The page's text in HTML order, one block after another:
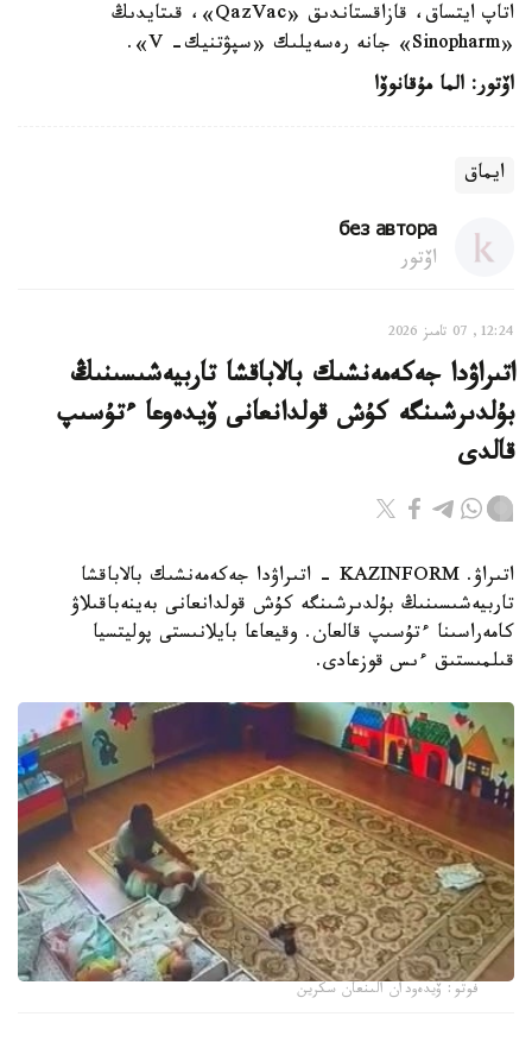
اتاپ ايتساق، قازاقستاندىق «QazVac»، قىتايدىڭ
«Sinopharm» جانە رەسەيلىك «سپۋتنيك- V».
اۆتور: الما مۇقانوۆا
ايماق
без автора
اۆتور
12:24, 07 تامىز 2026
اتىراۋدا جەكەمەنشىك بالاباقشا تاربيەشىسىنىڭ
بۇلدىرشىنگە كۇش قولدانعانى ۆيدەوعا ءتۇسىپ
قالدى
اتىراۋ. KAZINFORM - اتىراۋدا جەكەمەنشىك بالاباقشا
تاربيەشىسىنىڭ بۇلدىرشىنگە كۇش قولدانعانى بەينەباقىلاۋ
كامەراسىنا ءتۇسىپ قالعان. وقيعاعا بايلانىستى پوليتسيا
قىلمىستىق ءىس قوزعادى.
فوتو: ۆيدەودان الىنعان سكرين